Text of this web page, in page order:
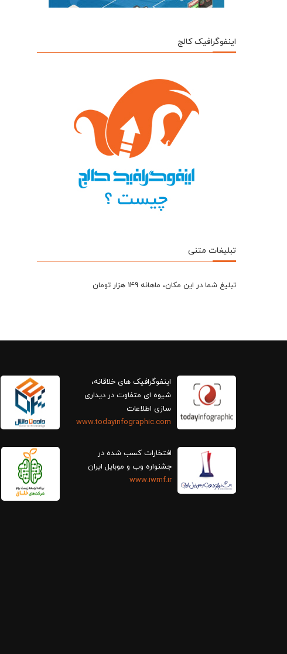
اینفوگرافیک کالج
تبلیغات متنی
تبلیغ شما در این مکان، ماهانه 149 هزار تومان
اینفوگرافیک های خلاقانه،
سازی اطلاعات
www.todayinfographic.com
افتخارات کسب شده در
جشنواره وب و موبایل ایران
www.iwmf.ir